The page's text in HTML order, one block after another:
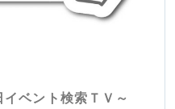
ベント検索ＴＶ～